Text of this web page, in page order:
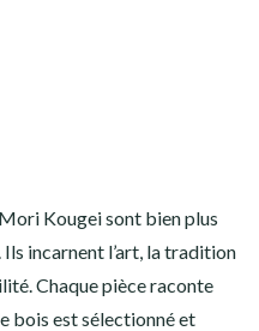
Kougei sont bien plus
incarnent l’art, la tradition
Chaque pièce raconte
bois est sélectionné et